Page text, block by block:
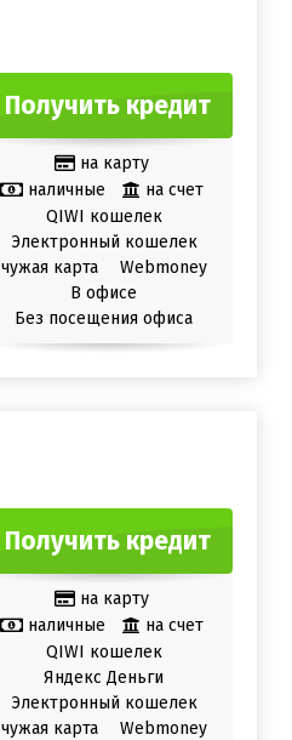
Получить кредит
на карту
наличные
на счет
QIWI кошелек
Электронный кошелек
чужая карта
Webmoney
В офисе
Без посещения офиса
Получить кредит
на карту
наличные
на счет
QIWI кошелек
Яндекс Деньги
Электронный кошелек
чужая карта
Webmoney